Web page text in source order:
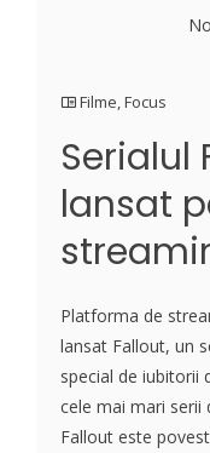
Filme,Focus
Serialul
lansat
Platforma de
lansat Fallout, un
special de iubitorii
cele mai mari
Fallout este